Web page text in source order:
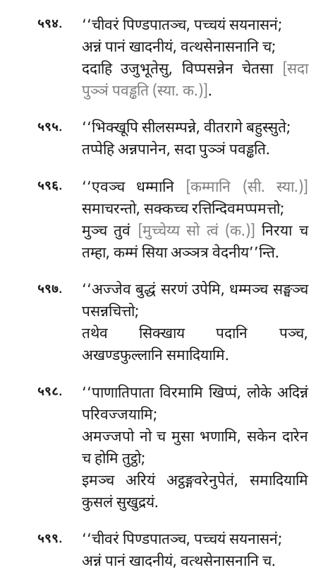
५९४.
‘‘चीवरं पिण्डपातञ्च, पच्चयं सयनासनं;
अन्नं पानं खादनीयं, वत्थसेनासनानि च;
ददाहि उजुभूतेसु, विप्पसन्नेन चेतसा [सदा
पुञ्ञं पवड्ढति (स्या. क.)].
५९५.
‘‘भिक्खूपि सीलसम्पन्ने, वीतरागे बहुस्सुते;
तप्पेहि अन्नपानेन, सदा पुञ्ञं पवड्ढति.
५९६. ‘‘एवञ्च धम्मानि
[कम्मानि (सी. स्या.)]
समाचरन्तो, सक्कच्च रत्तिन्दिवमप्पमत्तो;
मुञ्च तुवं [मुच्चेय्य सो त्वं (क.)] निरया च
तम्हा, कम्मंसिया अञ्ञत्र वेदनीय’’न्ति.
५९७.
‘‘अज्जेव बुद्धं सरणं उपेमि, धम्मञ्च सङ्घञ्च
पसन्नचित्तो;
तथेव सिक्खाय पदानि पञ्च,
अखण्डफुल्लानि समादियामि.
५९८.
‘‘पाणातिपाता विरमामि खिप्पं, लोके अदिन्नं
परिवज्जयामि;
अमज्जपो नो च मुसा भणामि, सकेन दारेन
च होमि तुट्ठो;
इमञ्च अरियं अट्ठङ्गवरेनुपेतं, समादियामि
कुसलं सुखुद्रयं.
५९९. ‘‘चीवरंपिण्डपातञ्च, पच्चयं सयनासनं;
अन्नं पानं खादनीयं, वत्थसेनासनानि च.